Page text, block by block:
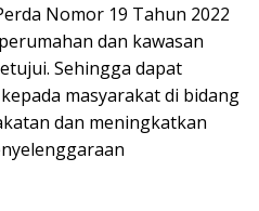
Nomor 19 Tahun 2022
dan kawasan
Sehingga dapat
masyarakat di bidang
dan meningkatkan